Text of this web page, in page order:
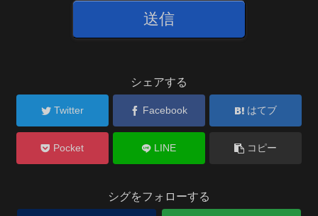
シェアする
Twitter Facebook はてブ
Pocket LINE コピー
シグをフォローする